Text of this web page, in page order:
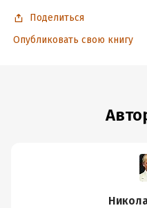
Поделиться
Опубликовать свою книгу